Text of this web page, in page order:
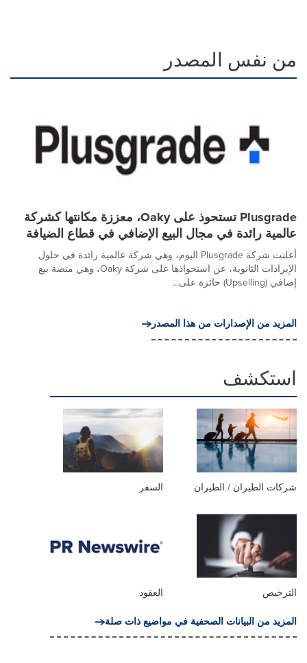
من نفس المصدر
Plusgrade تستحوذ على Oaky، معززة مكانتها كشركة
عالمية رائدة في مجال البيع الإضافي في قطاع الضيافة
أعلنت شركة Plusgrade اليوم، وهي شركة عالمية رائدة في حلول
الإيرادات الثانوية، عن استحواذها على شركة Oaky، وهي منصة بيع
إضافي (Upselling) حائزة على...
المزيد من الإصدارات من هذا المصدر
استكشف
شركات الطيران / الطيران السفر
الترخيص
العقود
المزيد من البيانات الصحفية في مواضيع ذات صلة